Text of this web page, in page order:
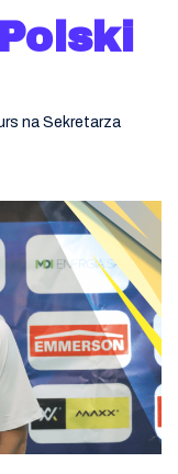
na Sekretarza